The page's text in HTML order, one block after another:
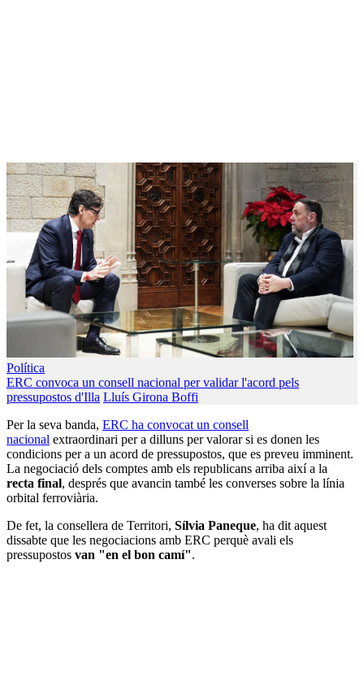
Política
ERC convoca un consell nacional per validar l'acord pels
pressupostos d'Illa Lluís Girona Boffi
Per la seva banda, ERC ha convocat un consell
nacional extraordinari per a dilluns per valorar si es donen les
condicions per a un acord de pressupostos, que es preveu imminent.
La negociació dels comptes amb els republicans arriba així a la
recta final, després que avancin també les converses sobre la línia
orbital ferroviària.
De fet, la consellera de Territori, Sílvia Paneque, ha dit aquest
dissabte que les negociacions amb ERC perquè avali els
pressupostos van "en el bon camí".